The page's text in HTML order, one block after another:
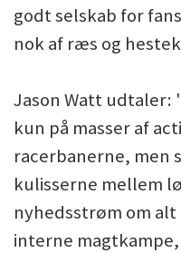
godt selskab for
nok af ræs og
Jason Watt
kun på masser af
racerbanerne, men
kulisserne mellem
nyhedsstrøm om
interne